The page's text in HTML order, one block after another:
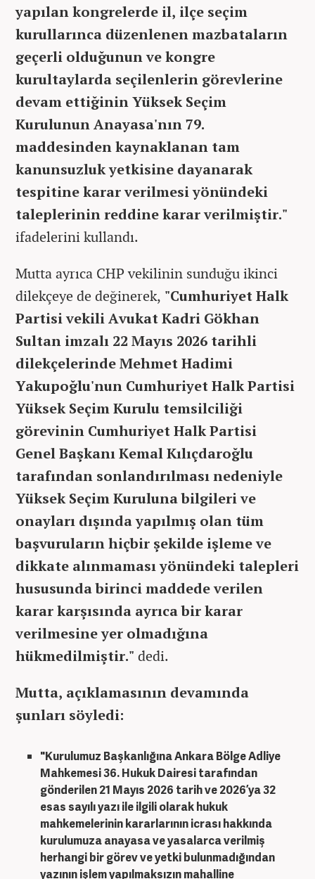
yapılan kongrelerde il, ilçe seçim
kurullarınca düzenlenen mazbataların
geçerli olduğunun ve kongre
kurultaylarda seçilenlerin görevlerine
devam ettiğinin Yüksek Seçim
Kurulunun Anayasa'nın 79.
maddesinden kaynaklanan tam
kanunsuzluk yetkisine dayanarak
tespitine karar verilmesi yönündeki
taleplerinin reddine karar verilmiştir."
ifadelerini kullandı.
Mutta ayrıca CHP vekilinin sunduğu ikinci
dilekçeye de değinerek, "Cumhuriyet Halk
Partisi vekili Avukat Kadri Gökhan
Sultan imzalı 22 Mayıs 2026 tarihli
dilekçelerinde Mehmet Hadimi
Yakupoğlu'nun Cumhuriyet Halk Partisi
Yüksek Seçim Kurulu temsilciliği
görevinin Cumhuriyet Halk Partisi
Genel Başkanı Kemal Kılıçdaroğlu
tarafından sonlandırılması nedeniyle
Yüksek Seçim Kuruluna bilgileri ve
onayları dışında yapılmış olan tüm
başvuruların hiçbir şekilde işleme ve
dikkate alınmaması yönündeki talepleri
hususunda birinci maddede verilen
karar karşısında ayrıca bir karar
verilmesine yer olmadığına
hükmedilmiştir." dedi.
Mutta, açıklamasının devamında
şunları söyledi:
"Kurulumuz Başkanlığına Ankara Bölge Adliye
Mahkemesi 36. Hukuk Dairesi tarafından
gönderilen 21 Mayıs 2026 tarih ve 2026’ya 32
esas sayılı yazı ile ilgili olarak hukuk
mahkemelerinin kararlarının icrası hakkında
kurulumuza anayasa ve yasalarca verilmiş
herhangi bir görev ve yetki bulunmadığından
yazının işlem yapılmaksızın mahalline